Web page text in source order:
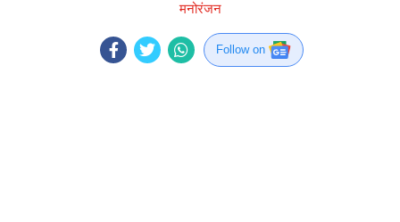
मनोरंजन
Follow on